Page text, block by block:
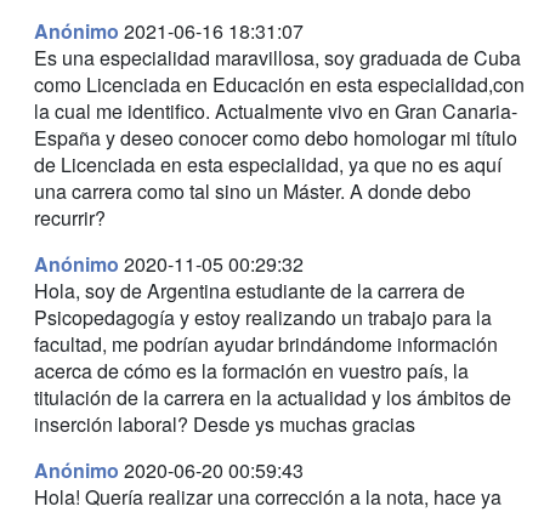
Anónimo 2021-06-16 18:31:07
Es una especialidad maravillosa, soy graduada de Cuba
como Licenciada en Educación en esta especialidad,con
la cual me identifico. Actualmente vivo en Gran Canaria-
España y deseo conocer como debo homologar mi título
de Licenciada en esta especialidad, ya que no es aquí
una carrera como tal sino un Máster. A donde debo
recurrir?
Anónimo 2020-11-05 00:29:32
Hola, soy de Argentina estudiante de la carrera de
Psicopedagogía y estoy realizando un trabajo para la
facultad, me podrían ayudar brindándome información
acerca de cómo es la formación en vuestro país, la
titulación de la carrera en la actualidad y los ámbitos de
inserción laboral? Desde ys muchas gracias
Anónimo 2020-06-20 00:59:43
Hola! Quería realizar una corrección a la nota, hace ya